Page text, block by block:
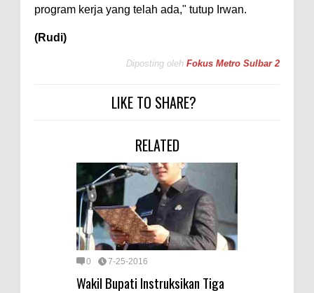
program kerja yang telah ada," tutup Irwan.
(Rudi)
Diposting oleh Fokus Metro Sulbar 2
LIKE TO SHARE?
RELATED
0 7-25-2016
Wakil Bupati Instruksikan Tiga